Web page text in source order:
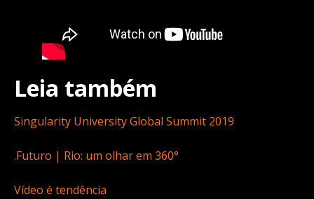
Leia também
Singularity University Global Summit 2019
.Futuro | Rio: um olhar em 360°
Vídeo é tendência